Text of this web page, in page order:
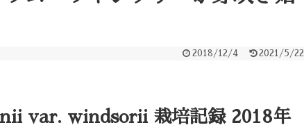
2018/12/4 2021/5/22
var. windsorii 栽培記録 2018年